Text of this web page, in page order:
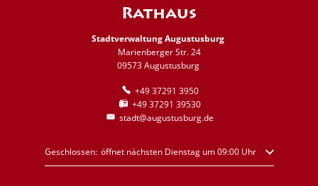
Rathaus
Stadtverwaltung Augustusburg
Marienberger Str. 24
09573 Augustusburg
+49 37291 3950
+49 37291 39530
stadt@augustusburg.de
Klicken, um weitere Öffnungs- oder Schließzeiten auszublenden
Geschlossen: öffnet nächsten Dienstag um 09:00 Uhr